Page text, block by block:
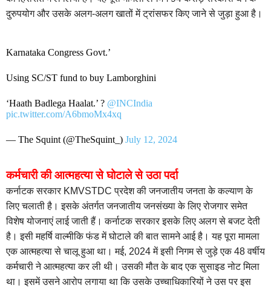
दुरुपयोग और उसके अलग-अलग खातों में ट्रांसफर किए जाने से जुड़ा हुआ है।
Karnataka Congress Govt.’
Using SC/ST fund to buy Lamborghini
‘Haath Badlega Haalat.’ ? @INCIndia
pic.twitter.com/A6bmoMx4xq
— The Squint (@TheSquint_) July 12, 2024
कर्मचारी की आत्महत्या से घोटाले से उठा पर्दा
कर्नाटक सरकार KMVSTDC प्रदेश की जनजातीय जनता के कल्याण के
लिए चलाती है। इसके अंतर्गत जनजातीय जनसंख्या के लिए रोजगार समेत
विशेष योजनाएं लाई जाती हैं। कर्नाटक सरकार इसके लिए अलग से बजट देती
है। इसी महर्षि वाल्मीकि फंड में घोटाले की बात सामने आई है। यह पूरा मामला
एक आत्महत्या से चालू हुआ था। मई, 2024 में इसी निगम से जुड़े एक 48 वर्षीय
कर्मचारी ने आत्महत्या कर ली थी। उसकी मौत के बाद एक सुसाइड नोट मिला
था। इसमें उसने आरोप लगाया था कि उसके उच्चाधिकारियों ने उस पर इस